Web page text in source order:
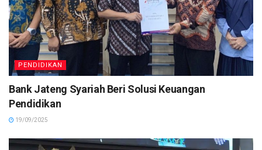
PENDIDIKAN
Bank Jateng Syariah Beri Solusi Keuangan
Pendidikan
19/09/2025